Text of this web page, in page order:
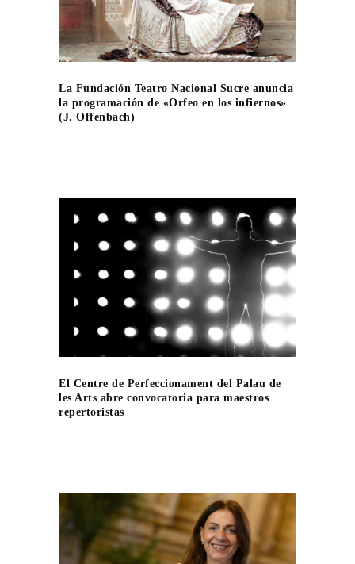
La Fundación Teatro Nacional Sucre anuncia
la programación de «Orfeo en los infiernos»
(J. Offenbach)
El Centre de Perfeccionament del Palau de
les Arts abre convocatoria para maestros
repertoristas